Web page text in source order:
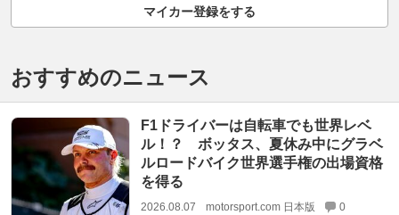
マイカー登録をする
おすすめのニュース
F1ドライバーは自転車でも世界レベ
ル！？ ボッタス、夏休み中にグラベ
ルロードバイク世界選手権の出場資格
を得る
2026.08.07 motorsport.com 日本版 0